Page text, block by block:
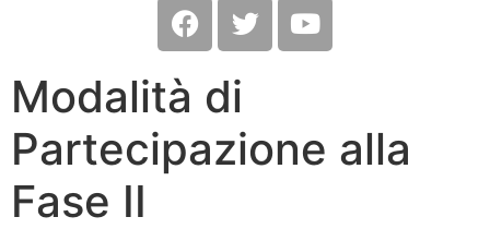
Modalità di
Partecipazione alla
Fase II